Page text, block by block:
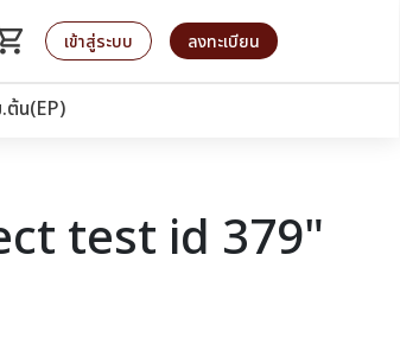
เข็น เข้าสู่ระบบ ลงทะเบียน
ต้น(EP)
test id 379"